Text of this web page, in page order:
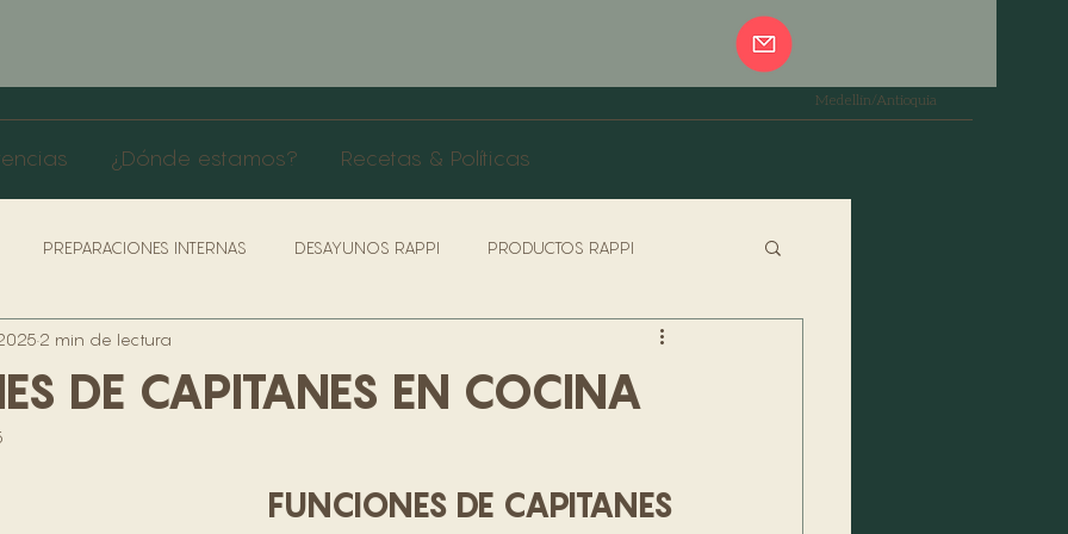
¿Dónde estamos? Recetas & Políticas
Medellín/Antioquia
PREPARACIONES INTERNAS DESAYUNOS RAPPI PRODUCTOS RAPPI
& PROTOCOLO SERVICIO ESPECIALES
DE SEGURIDAD & SALUD
DE CAPITANES EN COCINA
2 min de lectura
FUNCIONES DE CAPITANES